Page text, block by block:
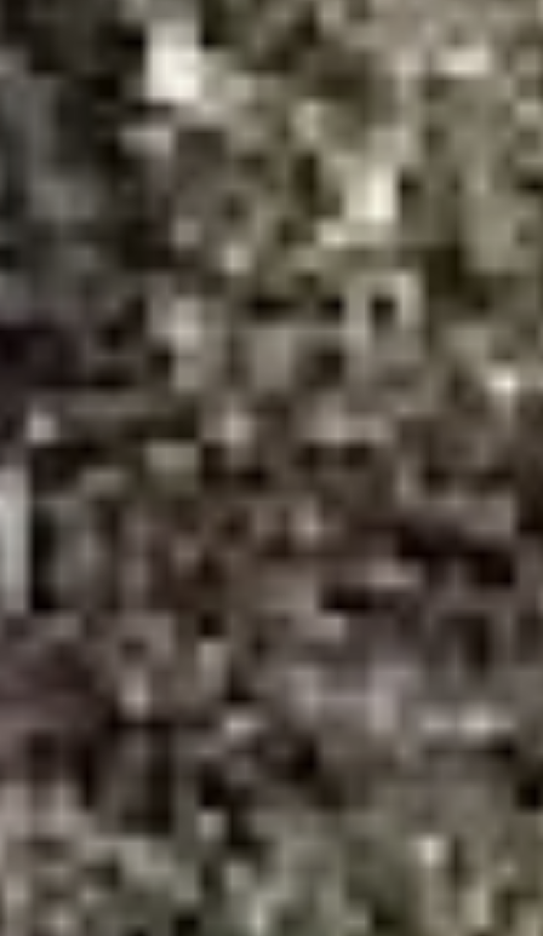
работу по модернизации
инфраструктуры», —
заверил Денис Елькин,
первый заммэра
по городскому хозяйству.
***
В общем, как видите,
обычный бодрый отчет
о насущных проблемах,
большой энергетики
не полностью подотчетна
городским властям.
Однако три инцидента
за пару месяцев, десятки
тысяч людей, пусть
ненадолго, но оставшиеся
без тепла, — разве это
нормально? И не рано ли
начинать готовиться
к следующей зиме, если
не сделаны. Да
Ведь еще в декабре, когда
мимоходом отмечала,
что «существующие
тепломагистрали ТМ-31,
ТМ-32 и ТМ-33 работали
уже на пределе…». И вот
на ТМ-33 и ТМ-32 все же
произошли инциденты.